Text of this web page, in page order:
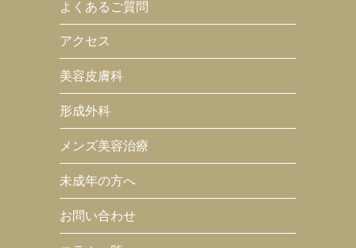
よくあるご質問
アクセス
美容皮膚科
形成外科
メンズ美容治療
未成年の方へ
お問い合わせ